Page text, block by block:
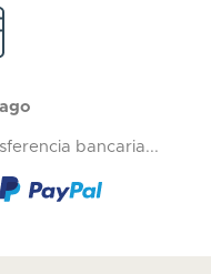
bancaria...